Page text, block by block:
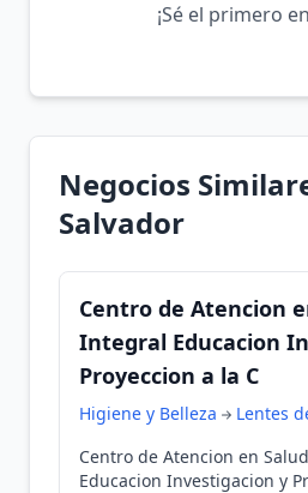
¡Sé el primero
Negocios
Salvador
Centro de Atencion
Integral Educacion
Proyeccion a la C
Higiene y Belleza
Lentes
Centro de Atencion en
Educacion Investigacion y